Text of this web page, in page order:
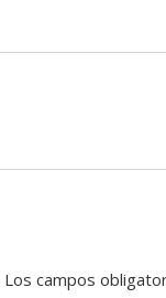
Los campos